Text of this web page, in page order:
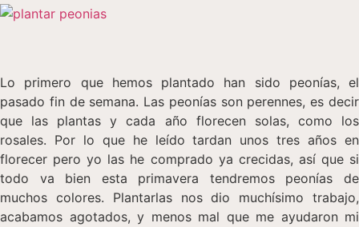
Lo primero que hemos plantado han sido peonías, el
pasado fin de semana. Las peonías son perennes, es decir
que las plantas y cada año florecen solas, como los
rosales. Por lo que he leído tardan unos tres años en
florecer pero yo las he comprado ya crecidas, así que si
todo va bien esta primavera tendremos peonías de
muchos colores. Plantarlas nos dio muchísimo trabajo,
acabamos agotados, y menos mal que me ayudaron mi